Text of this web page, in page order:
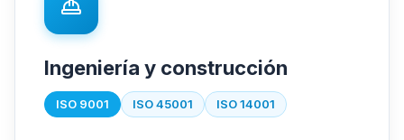
Ingeniería y construcción
ISO 9001 ISO 45001 ISO 14001